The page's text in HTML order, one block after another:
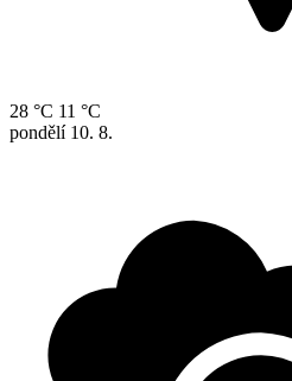
28 °C 11 °C
pondělí 10. 8.